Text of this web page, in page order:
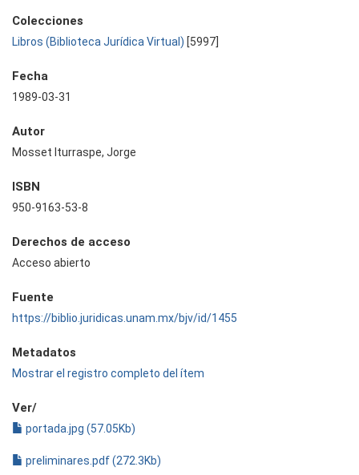
Colecciones
Libros (Biblioteca Jurídica Virtual) [5997]
Fecha
1989-03-31
Autor
Mosset Iturraspe, Jorge
ISBN
950-9163-53-8
Derechos de acceso
Acceso abierto
Fuente
https://biblio.juridicas.unam.mx/bjv/id/1455
Metadatos
Mostrar el registro completo del ítem
Ver/
portada.jpg (57.05Kb)
preliminares.pdf (272.3Kb)